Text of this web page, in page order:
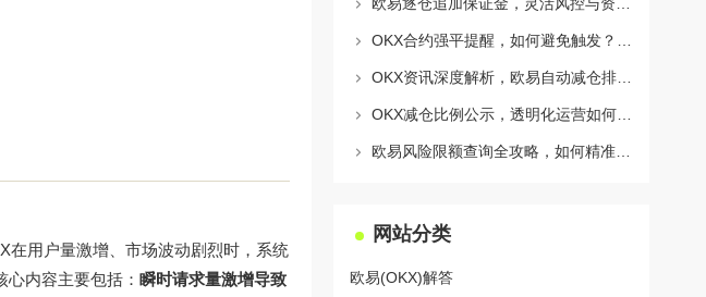
在用户量激增、市场波动剧烈时，系统
内容主要包括： 瞬时请求量激增导致
网站分类
欧易(OKX)解答